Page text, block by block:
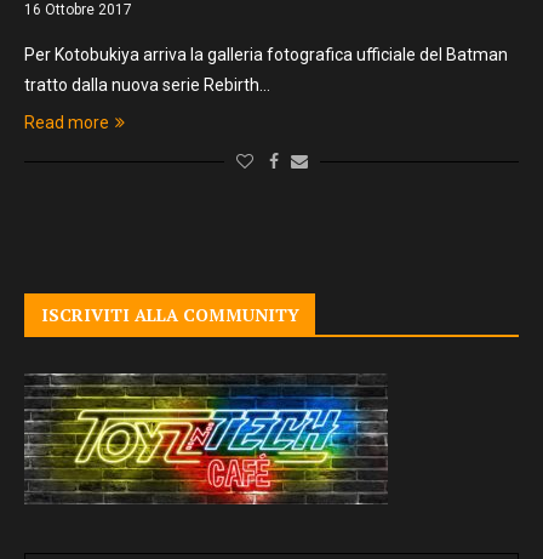
16 Ottobre 2017
Per Kotobukiya arriva la galleria fotografica ufficiale del Batman
tratto dalla nuova serie Rebirth…
Read more
ISCRIVITI ALLA COMMUNITY